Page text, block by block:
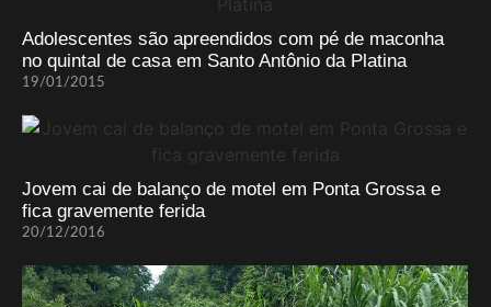
Adolescentes são apreendidos com pé de maconha
no quintal de casa em Santo Antônio da Platina
19/01/2015
Jovem cai de balanço de motel em Ponta Grossa e
fica gravemente ferida
20/12/2016